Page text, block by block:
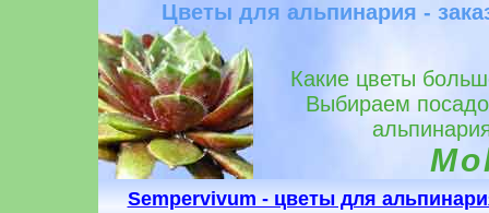
Цветы для альпинария -
Какие цветы
Выбираем
Sempervivum - цветы для